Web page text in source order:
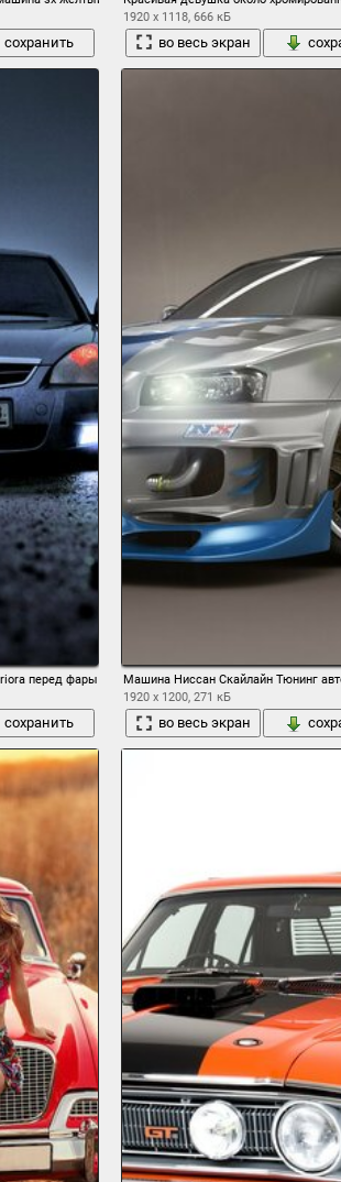
сохранить
1920 x 1118, 666 кБ
во весь экран
перед фары оптика
сохранить
Машина Ниссан Скайлайн Тюнинг
1920 x 1200, 271 кБ
во весь экран